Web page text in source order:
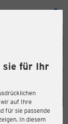
sie für Ihr
auf Ihre
für sie passende
In diesem